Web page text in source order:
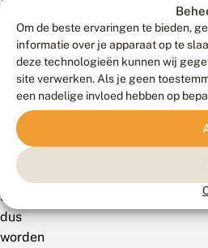
Om de beste ervaringen te bieden,
informatie over je apparaat op te
deze technologieën kunnen wij
site verwerken. Als je geen
een nadelige invloed hebben op
het
tiende
jaar
voortplanting
Nederland
en kon
soort
dus
worden